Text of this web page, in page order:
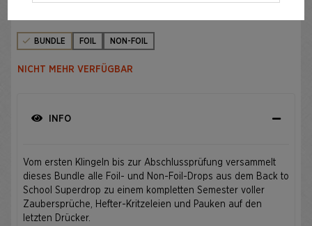
BUNDLE FOIL NON-FOIL
NICHT MEHR VERFÜGBAR
INFO
Vom ersten Klingeln bis zur Abschlussprüfung versammelt
dieses Bundle alle Foil- und Non-Foil-Drops aus dem Back to
School Superdrop zu einem kompletten Semester voller
Zaubersprüche, Hefter-Kritzeleien und Pauken auf den
letzten Drücker.